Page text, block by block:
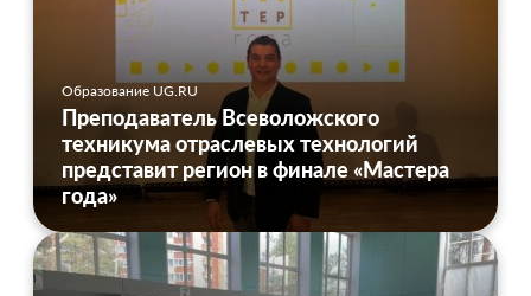
Образование UG.RU
Преподаватель Всеволожского
техникума отраслевых технологий
представит регион в финале «Мастера
года»